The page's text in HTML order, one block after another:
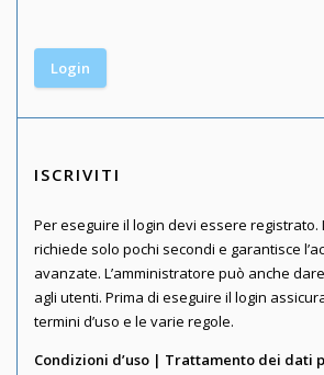
ISCRIVITI
Per eseguire il login devi essere registrato.
richiede solo pochi secondi e garantisce
avanzate. L’amministratore può anche
agli utenti. Prima di eseguire il login
termini d’uso e le varie regole.
Condizioni d’uso | Trattamento dei dati